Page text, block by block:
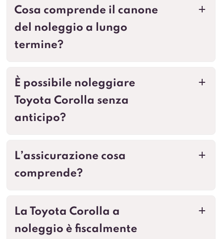
a
Cosa comprende il canone
del noleggio a lungo
termine?
a
È possibile noleggiare
Toyota Corolla senza
anticipo?
a
L’assicurazione cosa
comprende?
a
La Toyota Corolla a
noleggio è fiscalmente